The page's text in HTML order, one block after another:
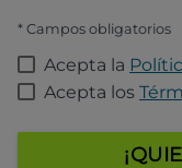
* Campos obligatorios
Acepta la
Acepta los